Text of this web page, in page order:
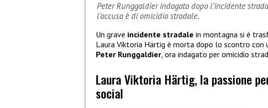
Peter Runggaldier indagato dopo l’incidente
l’accusa è di omicidio stradale.
Un grave incidente stradale in montagna si è
Laura Viktoria Härtig è morta dopo lo scontro con
Peter Runggaldier, ora indagato per omicidio
Laura Viktoria Härtig, la passione
social